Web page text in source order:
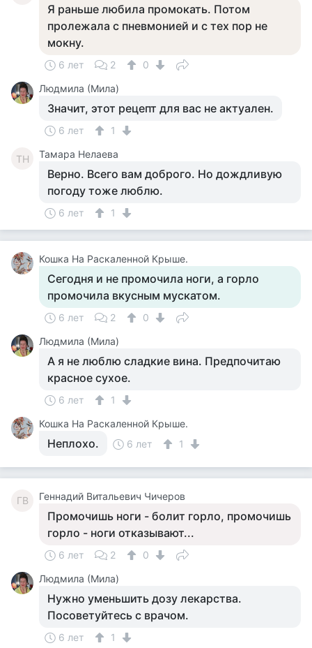
Я раньше любила промокать. Потом
пролежала с пневмонией и с тех пор не
мокну.
6 лет 2
0
Людмила (Мила)
Значит, этот рецепт для вас не актуален.
6 лет 1
ТН Тамара Нелаева
Верно. Всего вам доброго. Но дождливую
погоду тоже люблю.
6 лет 1
Кошка На Раскаленной Крыше.
Сегодня и не промочила ноги, а горло
промочила вкусным мускатом.
6 лет 2
0
Людмила (Мила)
А я не люблю сладкие вина. Предпочитаю
красное сухое.
6 лет
1
Кошка На Раскаленной Крыше.
Неплохо. 6 лет 1
ГВ Геннадий Витальевич Чичеров
Промочишь ноги - болит горло, промочишь
горло - ноги отказывают...
6 лет 2
0
Людмила (Мила)
Нужно уменьшить дозу лекарства.
Посоветуйтесь с врачом.
6 лет 1